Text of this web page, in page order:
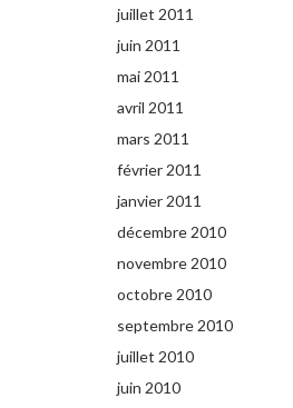
juillet 2011
juin 2011
mai 2011
avril 2011
mars 2011
février 2011
janvier 2011
décembre 2010
novembre 2010
octobre 2010
septembre 2010
juillet 2010
juin 2010